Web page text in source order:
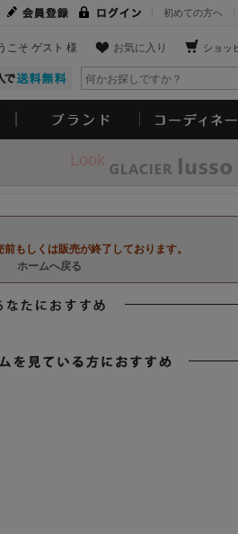
初めての方へ
ショッ
お気に入り
こそ ゲスト 様
Look
もしくは販売が終了しております。
ホームへ戻る